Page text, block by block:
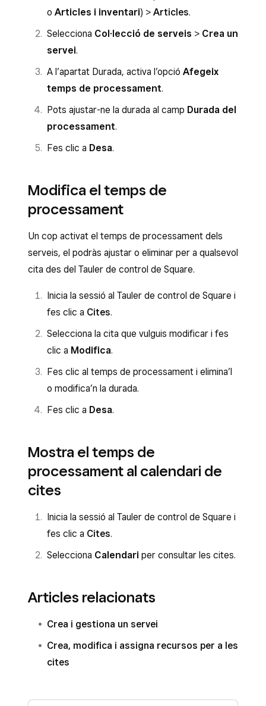
o Articles i inventari) > Articles.
Selecciona Col·lecció de serveis > Crea un
servei.
A l’apartat Durada, activa l’opció Afegeix
temps de processament.
Pots ajustar-ne la durada al camp Durada del
processament.
Fes clic a Desa.
Modifica el temps de
processament
Un cop activat el temps de processament dels
serveis, el podràs ajustar o eliminar per a qualsevol
cita des del Tauler de control de Square.
Inicia la sessió al Tauler de control de Square i
fes clic a Cites.
Selecciona la cita que vulguis modificar i fes
clic a Modifica.
Fes clic al temps de processament i elimina’l
o modifica’n la durada.
Fes clic a Desa.
Mostra el temps de
processament al calendari de
cites
Inicia la sessió al Tauler de control de Square i
fes clic a Cites.
Selecciona Calendari per consultar les cites.
Articles relacionats
Crea i gestiona un servei
Crea, modifica i assigna recursos per a les
cites